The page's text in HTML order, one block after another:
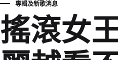
專輯及新歌消息
搖滾女